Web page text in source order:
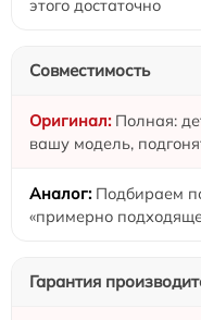
этого достаточно
Совместимость
Полная:
вашу модель,
Подбираем
«примерно
Гарантия